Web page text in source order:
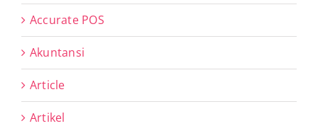
Accurate POS
Akuntansi
Article
Artikel